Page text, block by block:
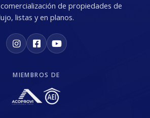
de propiedades de
listas y en planos.
MIEMBROS DE